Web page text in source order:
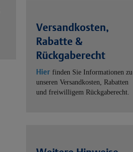
Versandkosten,
Rabatte &
Rückgaberecht
Hier finden Sie Informationen zu
unseren Versandkosten, Rabatten
und freiwilligem Rückgaberecht.